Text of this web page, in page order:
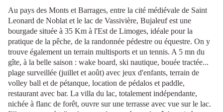
Au pays des Monts et Barrages, entre la cité médiévale de Saint
Leonard de Noblat et le lac de Vassivière, Bujaleuf est une
bourgade située à 35 Km à l'Est de Limoges, idéale pour la
pratique de la pêche, de la randonnée pédestre ou équestre. On y
trouve également un terrain multisports et un tennis. A 5 mn du
gîte, à la belle saison : wake board, ski nautique, bouée tractée...
plage surveillée (juillet et août) avec jeux d'enfants, terrain de
volley ball et de pétanque, location de pédalos et paddle,
restaurant avec bar. La villa du lac, totalement indépendante,
nichée à flanc de forêt, ouvre sur une terrasse avec vue sur le lac.